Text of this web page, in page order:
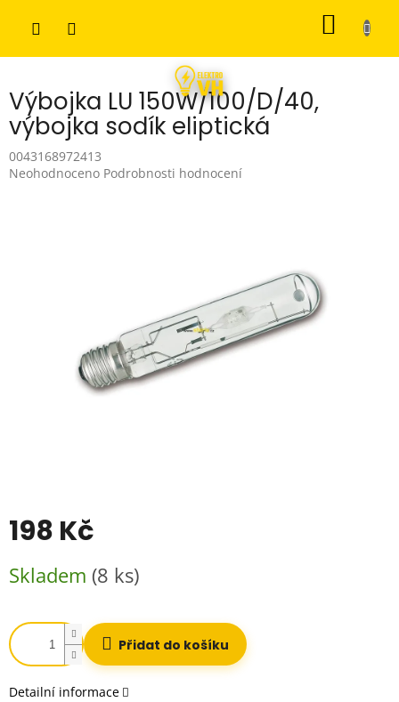
Výbojka LU 150W/100/D/40,
výbojka sodík eliptická
0043168972413
Průměrné
Neohodnoceno Podrobnosti hodnocení
198 Kč
cena:
Skladem (8 ks)
Přidat do košíku
Detailní informace